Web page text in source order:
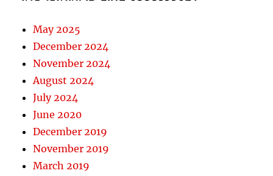
May 2025
December 2024
November 2024
August 2024
July 2024
June 2020
December 2019
November 2019
March 2019